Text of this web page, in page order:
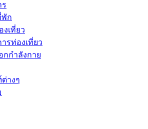
พัก
เที่ยว
รท่องเที่ยว
กกำลังกาย
างๆ